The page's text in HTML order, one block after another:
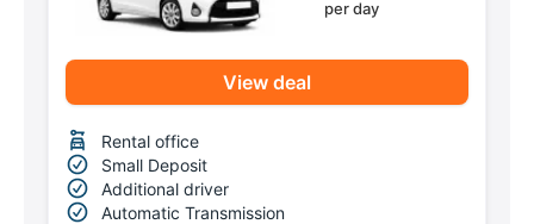
per day
View deal
Rental office
Small Deposit
Additional driver
Automatic Transmission